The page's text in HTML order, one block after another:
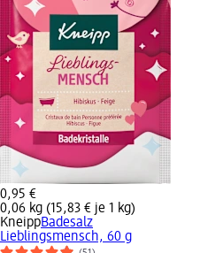
0,95 €
0,06 kg (15,83 € je 1 kg)
KneippBadesalz
Lieblingsmensch, 60 g